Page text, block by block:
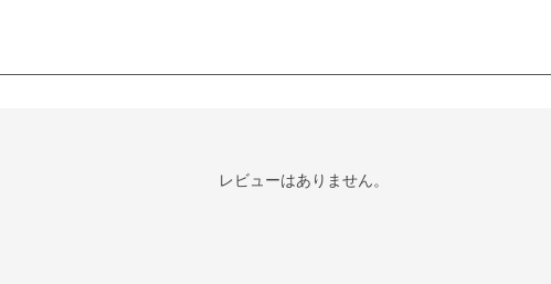
レビューはありません。